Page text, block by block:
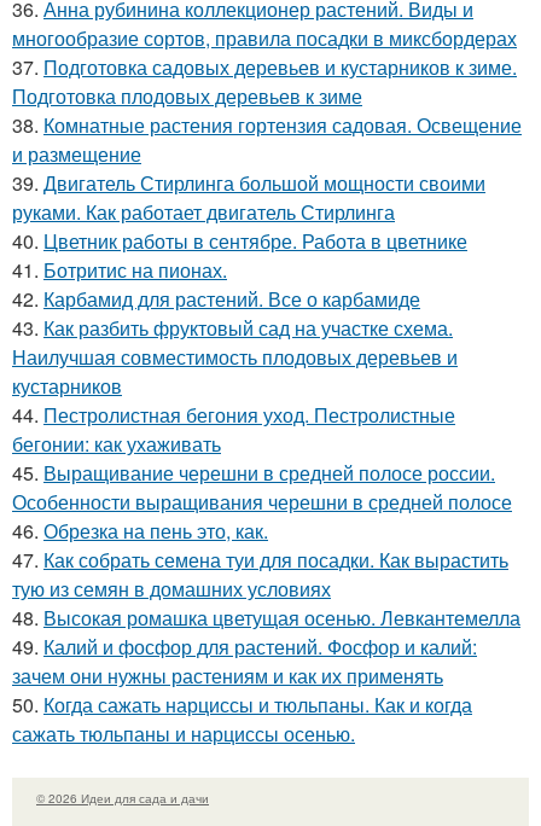
36. Анна рубинина коллекционер растений. Виды и
многообразие сортов, правила посадки в миксбордерах
37. Подготовка садовых деревьев и кустарников к зиме.
Подготовка плодовых деревьев к зиме
38. Комнатные растения гортензия садовая. Освещение
и размещение
39. Двигатель Стирлинга большой мощности своими
руками. Как работает двигатель Стирлинга
40. Цветник работы в сентябре. Работа в цветнике
41. Ботритис на пионах.
42. Карбамид для растений. Все о карбамиде
43. Как разбить фруктовый сад на участке схема.
Наилучшая совместимость плодовых деревьев и
кустарников
44. Пестролистная бегония уход. Пестролистные
бегонии: как ухаживать
45. Выращивание черешни в средней полосе россии.
Особенности выращивания черешни в средней полосе
46. Обрезка на пень это, как.
47. Как собрать семена туи для посадки. Как вырастить
тую из семян в домашних условиях
48. Высокая ромашка цветущая осенью. Левкантемелла
49. Калий и фосфор для растений. Фосфор и калий:
зачем они нужны растениям и как их применять
50. Когда сажать нарциссы и тюльпаны. Как и когда
сажать тюльпаны и нарциссы осенью.
© 2026 Идеи для сада и дачи